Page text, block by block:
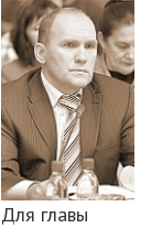
Для главы